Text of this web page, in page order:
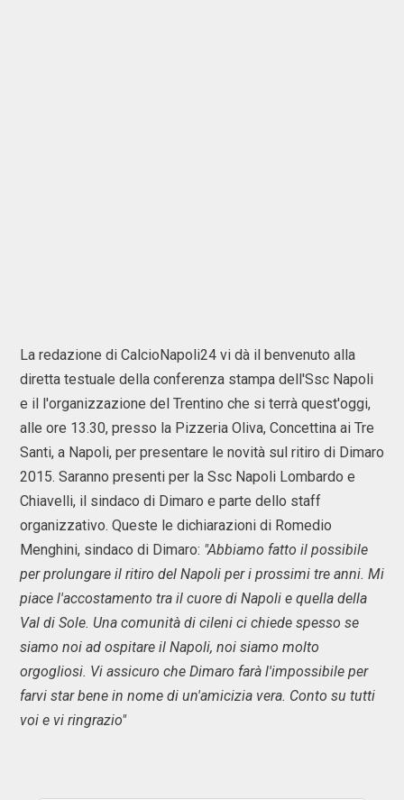
La redazione di CalcioNapoli24 vi dà il benvenuto alla
diretta testuale della conferenza stampa dell'Ssc Napoli
e il l'organizzazione del Trentino che si terrà quest'oggi,
alle ore 13.30, presso la Pizzeria Oliva, Concettina ai Tre
Santi, a Napoli, per presentare le novità sul ritiro di Dimaro
2015. Saranno presenti per la Ssc Napoli Lombardo e
Chiavelli, il sindaco di Dimaro e parte dello staff
organizzativo. Queste le dichiarazioni di Romedio
Menghini, sindaco di Dimaro: "Abbiamo fatto il possibile
per prolungare il ritiro del Napoli per i prossimi tre anni. Mi
piace l'accostamento tra il cuore di Napoli e quella della
Val di Sole. Una comunità di cileni ci chiede spesso se
siamo noi ad ospitare il Napoli, noi siamo molto
orgogliosi. Vi assicuro che Dimaro farà l'impossibile per
farvi star bene in nome di un'amicizia vera. Conto su tutti
voi e vi ringrazio"